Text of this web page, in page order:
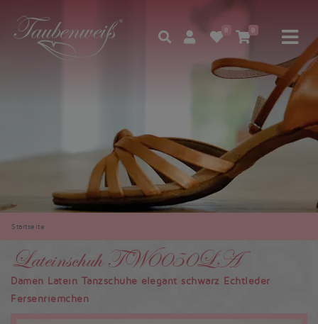
0 0
Startseite
Lateinschuh TW0050LA
Damen Latein Tanzschuhe elegant schwarz Echtleder
Fersenriemchen